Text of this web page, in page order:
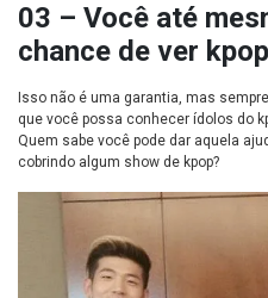
03 – Você até
chance de ver
Isso não é uma garantia, mas
que você possa conhecer ídolos do
Quem sabe você pode dar aquela
cobrindo algum show de kpop?